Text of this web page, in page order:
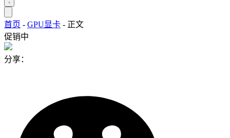
首页 - GPU显卡 - 正文
促销中
分享：